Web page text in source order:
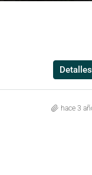
Detalles
hace 3